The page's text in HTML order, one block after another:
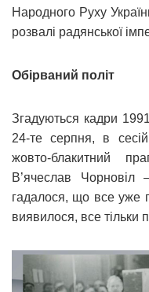
Народного Руху
розвалі радянської
Обірваний політ
Згадуються кадри
24-те серпня, в
жовто-блакитний
В’ячеслав Чорновіл
гадалося, що все уже
виявилося, все тільки